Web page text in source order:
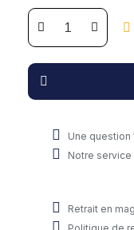
Une question
Notre
Retrait en